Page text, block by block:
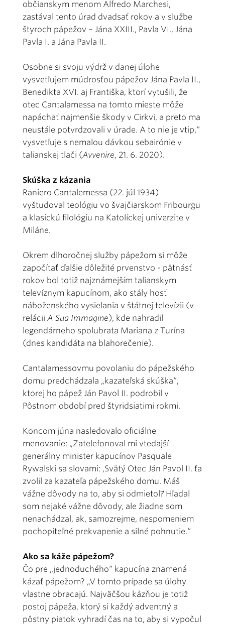
občianskym menom Alfredo Marchesi,
zastával tento úrad dvadsať rokov a v službe
štyroch pápežov – Jána XXIII., Pavla VI., Jána
Pavla I. a Jána Pavla II.
Osobne si svoju výdrž v danej úlohe
vysvetľujem múdrosťou pápežov Jána Pavla II.,
Benedikta XVI. aj Františka, ktorí vytušili, že
otec Cantalamessa na tomto mieste môže
napáchať najmenšie škody v Cirkvi, a preto ma
neustále potvrdzovali v úrade. A to nie je vtip,“
vysvetľuje s nemalou dávkou sebairónie v
talianskej tlači (Avvenire, 21. 6. 2020).
Skúška z kázania
Raniero Cantalemessa (22. júl 1934)
vyštudoval teológiu vo švajčiarskom Fribourgu
a klasickú filológiu na Katolíckej univerzite v
Miláne.
Okrem dlhoročnej služby pápežom si môže
započítať ďalšie dôležité prvenstvo - pätnásť
rokov bol totiž najznámejším talianskym
televíznym kapucínom, ako stály hosť
náboženského vysielania v štátnej televízii (v
relácii A Sua Immagine), kde nahradil
legendárneho spolubrata Mariana z Turína
(dnes kandidáta na blahorečenie).
Cantalamessovmu povolaniu do pápežského
domu predchádzala „kazateľská skúška“,
ktorej ho pápež Ján Pavol II. podrobil v
Pôstnom období pred štyridsiatimi rokmi.
Koncom júna nasledovalo oficiálne
menovanie: „Zatelefonoval mi vtedajší
generálny minister kapucínov Pasquale
Rywalski sa slovami: ,Svätý Otec Ján Pavol II. ťa
zvolil za kazateľa pápežského domu. Máš
vážne dôvody na to, aby si odmietol?̒ Hľadal
som nejaké vážne dôvody, ale žiadne som
nenachádzal, ak, samozrejme, nespomeniem
pochopiteľné prekvapenie a silné pohnutie.“
Ako sa káže pápežom?
Čo pre „jednoduchého“ kapucína znamená
kázať pápežom? „V tomto prípade sa úlohy
vlastne obracajú. Najväčšou kázňou je totiž
postoj pápeža, ktorý si každý adventný a
pôstny piatok vyhradí čas na to, aby si vypočul